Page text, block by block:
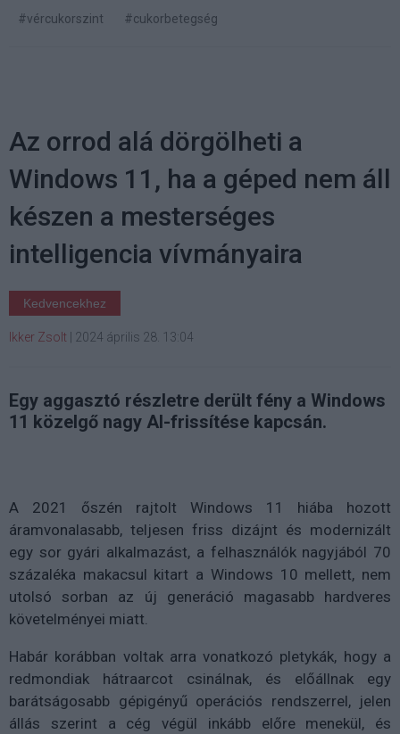
#vércukorszint
#cukorbetegség
Az orrod alá dörgölheti a
Windows 11, ha a géped nem áll
készen a mesterséges
intelligencia vívmányaira
Kedvencekhez
Ikker Zsolt 2024 április 28. 13:04
Egy aggasztó részletre derült fény a Windows
11 közelgő nagy AI-frissítése kapcsán.
A 2021 őszén rajtolt Windows 11 hiába hozott
áramvonalasabb, teljesen friss dizájnt és modernizált
egy sor gyári alkalmazást, a felhasználók nagyjából 70
százaléka makacsul kitart a Windows 10 mellett, nem
utolsó sorban az új generáció magasabb hardveres
követelményei miatt.
Habár korábban voltak arra vonatkozó pletykák, hogy a
redmondiak hátraarcot csinálnak, és előállnak egy
barátságosabb gépigényű operációs rendszerrel, jelen
állás szerint a cég végül inkább előre menekül, és